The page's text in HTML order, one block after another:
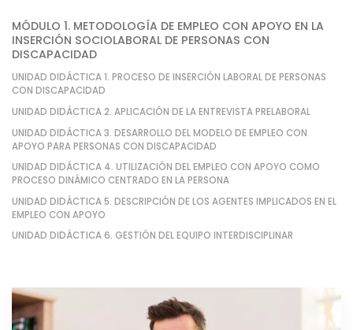
MÓDULO 1. METODOLOGÍA DE EMPLEO CON APOYO EN LA
INSERCIÓN SOCIOLABORAL DE PERSONAS CON
DISCAPACIDAD
UNIDAD DIDÁCTICA 1. PROCESO DE INSERCIÓN LABORAL DE PERSONAS
CON DISCAPACIDAD
UNIDAD DIDÁCTICA 2. APLICACIÓN DE LA ENTREVISTA PRELABORAL
UNIDAD DIDÁCTICA 3. DESARROLLO DEL MODELO DE EMPLEO CON
APOYO PARA PERSONAS CON DISCAPACIDAD
UNIDAD DIDÁCTICA 4. UTILIZACIÓN DEL EMPLEO CON APOYO COMO
PROCESO DINÁMICO CENTRADO EN LA PERSONA
UNIDAD DIDÁCTICA 5. DESCRIPCIÓN DE LOS AGENTES IMPLICADOS EN EL
EMPLEO CON APOYO
UNIDAD DIDÁCTICA 6. GESTIÓN DEL EQUIPO INTERDISCIPLINAR